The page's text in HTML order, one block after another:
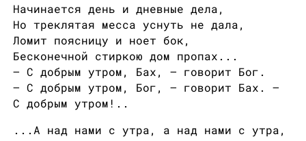
Начинается день и дневные дела,
Но треклятая месса уснуть не дала,
Ломит поясницу и ноет бок,
Бесконечной стиркою дом пропах...
— С добрым утром, Бах, — говорит Бог.
— С добрым утром, Бог, — говорит Бах. —
С добрым утром!..
...А над нами с утра, а над нами с утра,